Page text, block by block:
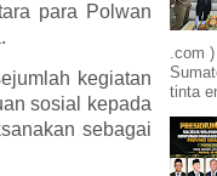
para Polwan
kegiatan
sosial kepada
sebagai
.com
tinta